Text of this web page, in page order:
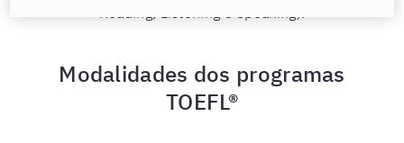
Reading, Listening e Speaking).
Modalidades dos programas
TOEFL®